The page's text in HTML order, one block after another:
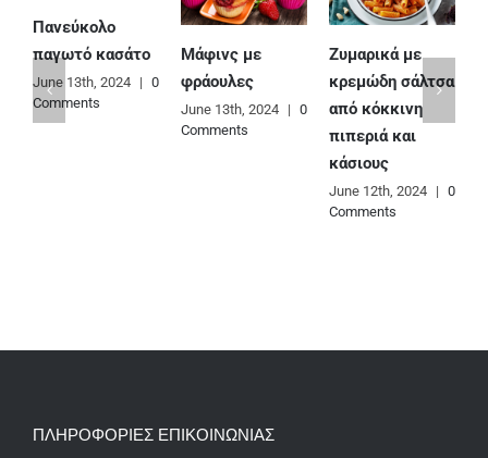
Πανεύκολο
παγωτό κασάτο
June 13th, 2024 | 0
Comments
Μάφινς με
φράουλες
June 13th, 2024 | 0
Comments
Ζυμαρικά με
κρεμώδη σάλτσα
από κόκκινη
πιπεριά και
κάσιους
June 12th, 2024 | 0
Comments
ΠΛΗΡΟΦΟΡΙΕΣ ΕΠΙΚΟΙΝΩΝΙΑΣ